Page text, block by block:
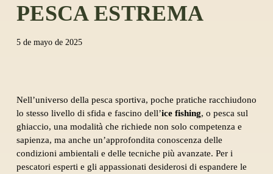
PESCA ESTREMA
5 de mayo de 2025
Nell’universo della pesca sportiva, poche pratiche racchiudono
lo stesso livello di sfida e fascino dell’ice fishing, o pesca sul
ghiaccio, una modalità che richiede non solo competenza e
sapienza, ma anche un’approfondita conoscenza delle
condizioni ambientali e delle tecniche più avanzate. Per i
pescatori esperti e gli appassionati desiderosi di espandere le